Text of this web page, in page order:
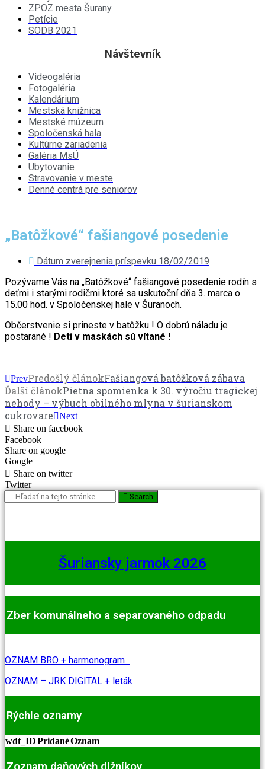
ZPOZ mesta Šurany
Petície
SODB 2021
Návštevník
Videogaléria
Fotogaléria
Kalendárium
Mestská knižnica
Mestské múzeum
Spoločenská hala
Kultúrne zariadenia
Galéria MsÚ
Ubytovanie
Stravovanie v meste
Denné centrá pre seniorov
„Batôžkové“ fašiangové posedenie
Dátum zverejnenia príspevku 18/02/2019
Pozývame Vás na „Batôžkové“ fašiangové posedenie rodín s
deťmi i starými rodičmi ktoré sa uskutoční dňa 3. marca o
15.00 hod. v Spoločenskej hale v Šuranoch.
Občerstvenie si prineste v batôžku ! O dobrú náladu je
postarané ! Deti v maskách sú vítané !
PrevPredošlý článokFašiangová batôžková zábava
Ďalší článokPietna spomienka k 30. výročiu tragickej
nehody – výbuch obilného mlyna v šurianskom
cukrovare
Next
Share on facebook
Facebook
Share on google
Google+
Share on twitter
Twitter
Search
Šuriansky jarmok 2026
Zber komunálneho a separovaného odpadu
OZNAM BRO + harmonogram
OZNAM – JRK DIGITAL + leták
Rýchle oznamy
wdt_IDPridanéOznam
Zoznam daňových dlžníkov